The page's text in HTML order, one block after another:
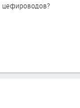
цефироводов?